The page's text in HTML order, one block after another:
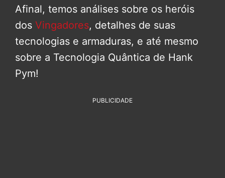
Afinal, temos análises sobre os heróis
dos Vingadores, detalhes de suas
tecnologias e armaduras, e até mesmo
sobre a Tecnologia Quântica de Hank
Pym!
PUBLICIDADE